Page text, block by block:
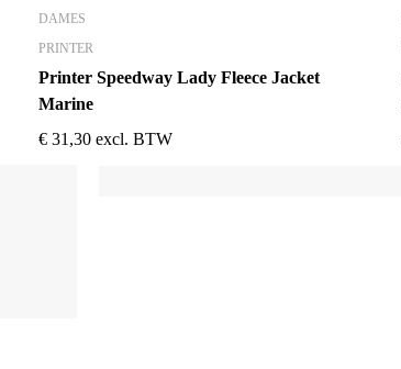
DAMES
PRINTER
Printer Speedway Lady Fleece Jacket
Marine
€ 31,30 excl. BTW